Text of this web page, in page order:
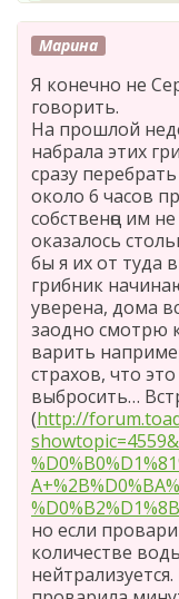
Марина
Я конечно не
говорить.
На прошлой
набрала этих
сразу
около 6 часов
собственңо им
оказалось
бы я их от туда
грибник
уверена, дома
заодно смотрю
варить
страхов, что
выбросить…
(http://
но если
количестве